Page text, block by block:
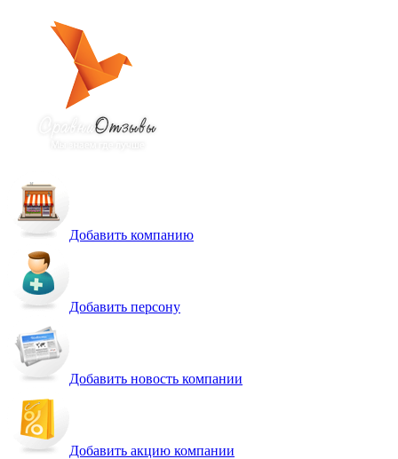
Добавить компанию
Добавить персону
Добавить новость компании
Добавить акцию компании